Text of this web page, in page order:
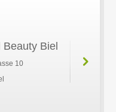
Beauty Biel
10